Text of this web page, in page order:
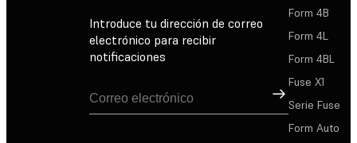
Introduce tu dirección de correo
electrónico para recibir
notificaciones
Suscribirse
Form 4B
Form 4L
Form 4BL
Fuse X1
Serie Fuse
Form Auto